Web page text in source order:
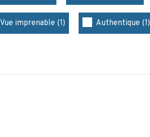
Vue imprenable (1) Authentique (1)